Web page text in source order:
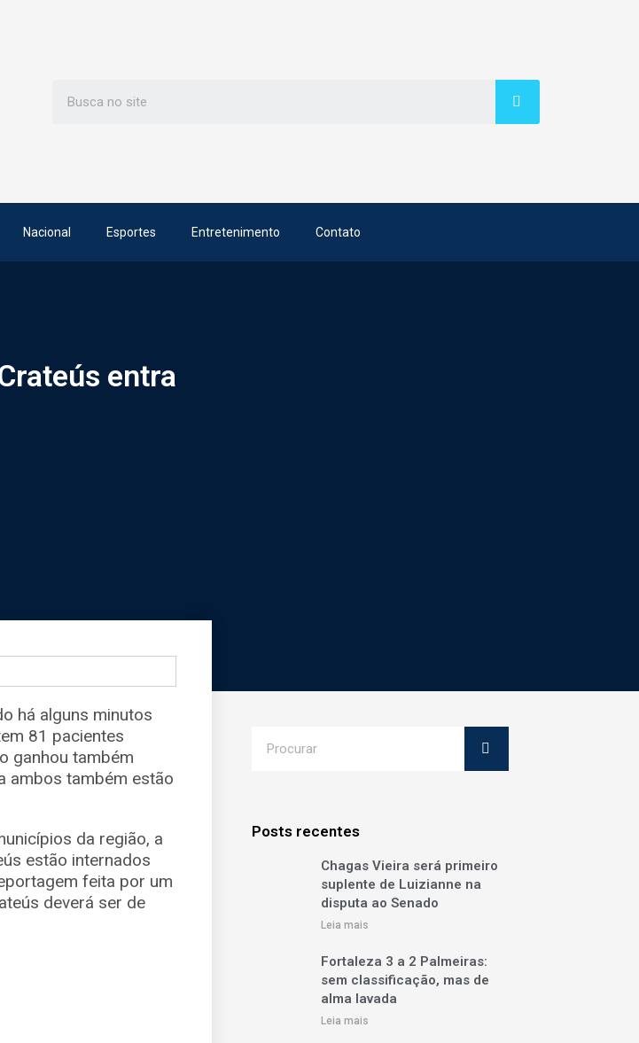
Nacional Esportes Entretenimento Contato
entra
há alguns minutos
81 pacientes
ganhou também
ambos também estão
da região, a
estão internados
feita por um
deverá ser de
Posts recentes
Chagas Vieira será primeiro
suplente de Luizianne na
disputa ao Senado
Leia mais
Fortaleza 3 a 2 Palmeiras:
sem classificação, mas de
alma lavada
Leia mais